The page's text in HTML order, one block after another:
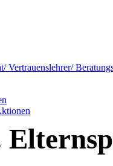
Vertrauenslehrer/